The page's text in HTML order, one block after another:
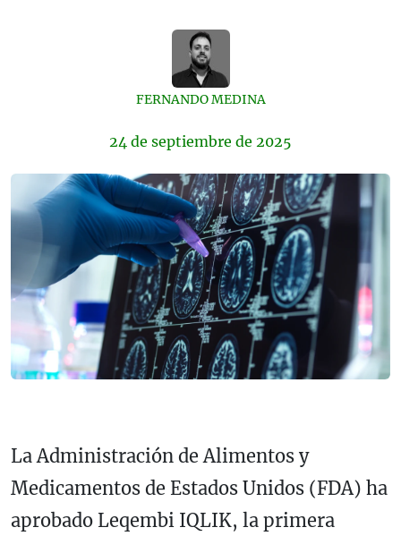
FERNANDO MEDINA
24 de septiembre de 2025
La Administración de Alimentos y
Medicamentos de Estados Unidos (FDA) ha
aprobado Leqembi IQLIK, la primera